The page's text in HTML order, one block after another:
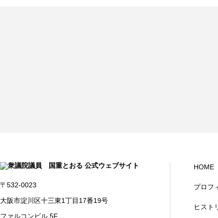
〒532-0023
大阪市淀川区十三東1丁目17番19号
ファルコンビル 5F
HOME
プロフ
ヒスト